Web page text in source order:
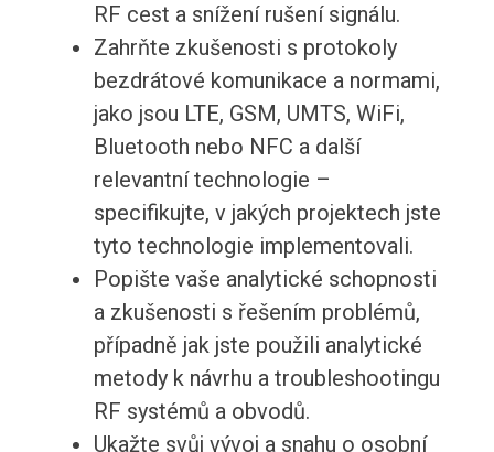
RF cest a snížení rušení signálu.
Zahrňte zkušenosti s protokoly
bezdrátové komunikace a normami,
jako jsou LTE, GSM, UMTS, WiFi,
Bluetooth nebo NFC a další
relevantní technologie –
specifikujte, v jakých projektech jste
tyto technologie implementovali.
Popište vaše analytické schopnosti
a zkušenosti s řešením problémů,
případně jak jste použili analytické
metody k návrhu a troubleshootingu
RF systémů a obvodů.
Ukažte svůj vývoj a snahu o osobní